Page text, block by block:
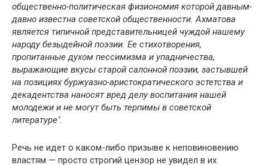
общественно-политическая физиономия которой давным-
давно известна советской общественности. Ахматова
является типичной представительницей чуждой нашему
народу безыдейной поэзии. Ее стихотворения,
пропитанные духом пессимизма и упадничества,
выражающие вкусы старой салонной поэзии, застывшей
на позициях буржуазно-аристократического эстетства и
декадентства наносят вред делу воспитания нашей
молодежи и не могут быть терпимы в советской
литературе".
Речь не идет о каком-либо призыве к неповиновению
властям — просто строгий цензор не увидел в их